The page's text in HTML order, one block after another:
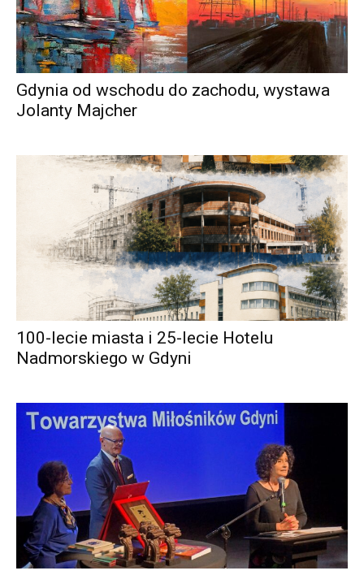
Gdynia od wschodu do zachodu, wystawa
Jolanty Majcher
100-lecie miasta i 25-lecie Hotelu
Nadmorskiego w Gdyni